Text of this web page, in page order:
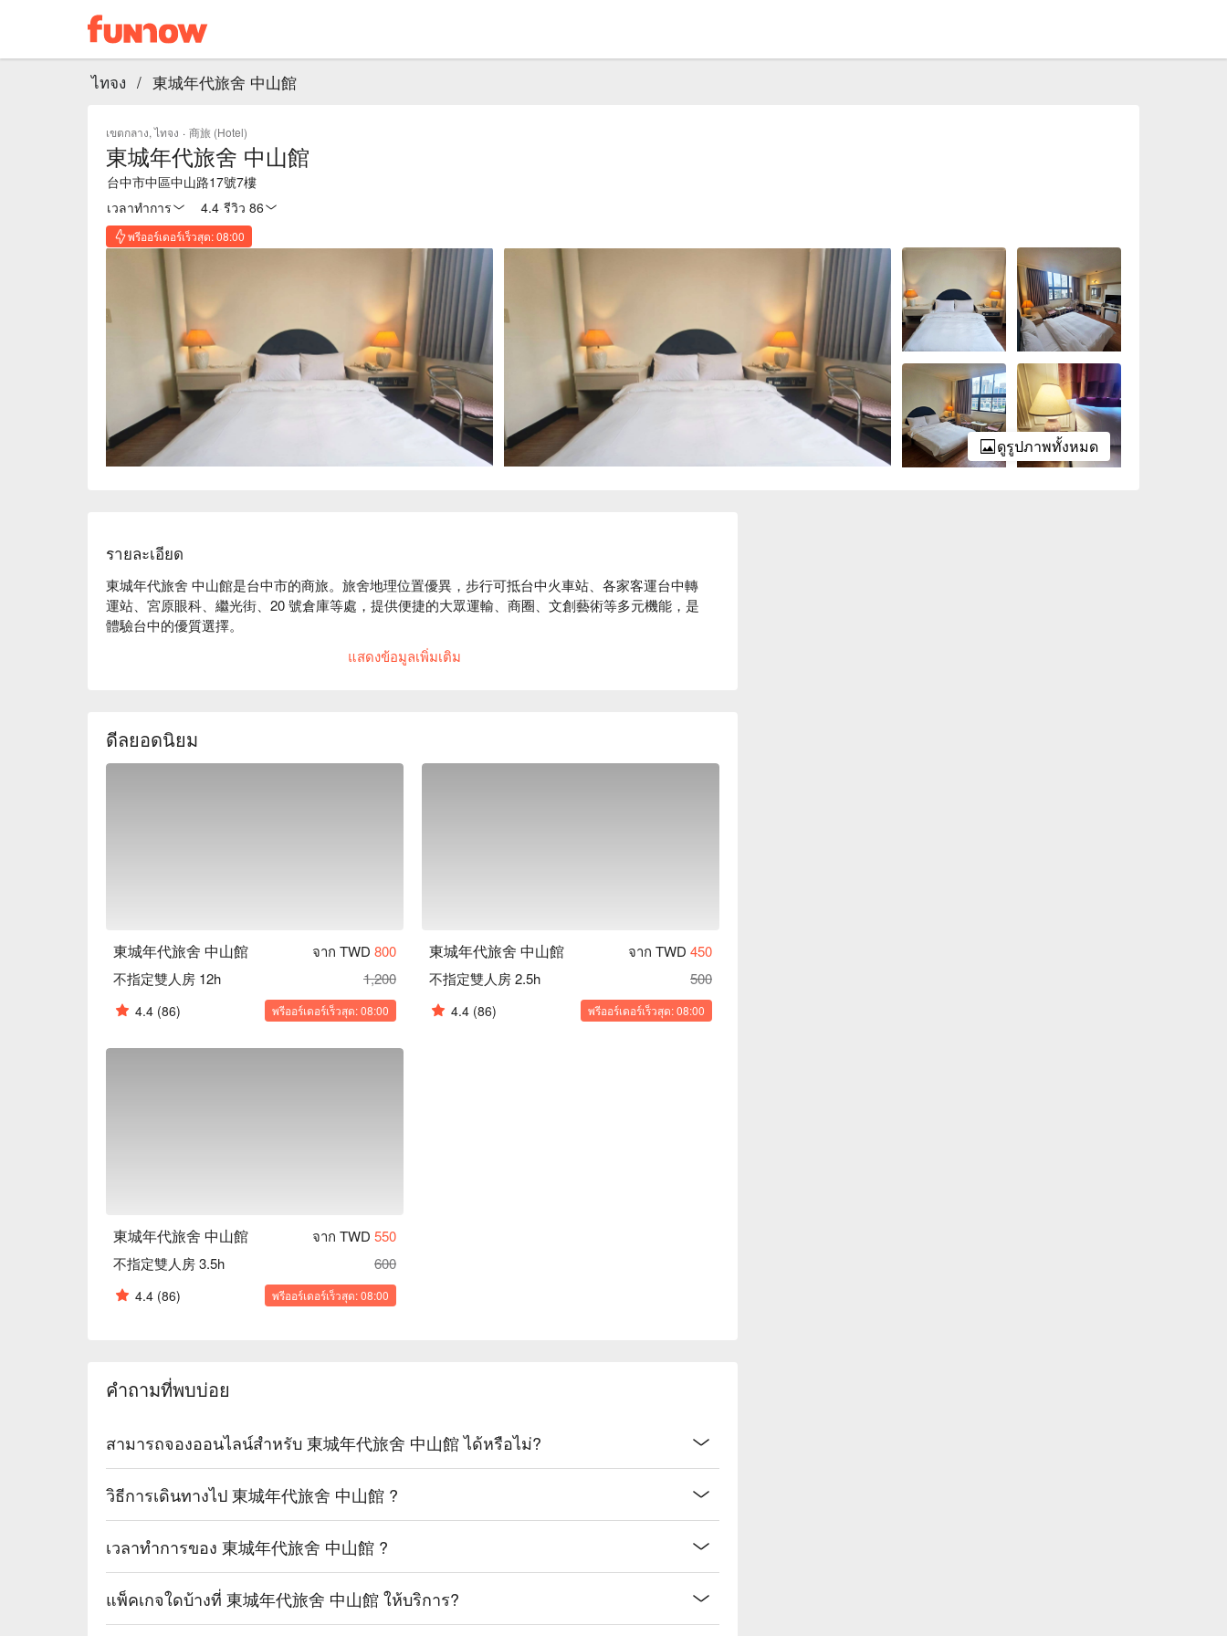
ไทจง / 東城年代旅舍 中山館
เขตกลาง, ไทจง · 商旅 (Hotel)
東城年代旅舍 中山館
台中市中區中山路17號7樓
เวลาทำการ
4.4 รีวิว 86
พรีออร์เดอร์เร็วสุด: 08:00
ดูรูปภาพทั้งหมด
รายละเอียด
東城年代旅舍 中山館是台中市的商旅。旅舍地理位置優異，步行可抵台中火車站、各家客運台中轉
運站、宮原眼科、繼光街、20 號倉庫等處，提供便捷的大眾運輸、商圈、文創藝術等多元機能，是
體驗台中的優質選擇。
東城年代旅舍 中山館推薦：距台中火車站步行 11 分鐘。
แสดงข้อมูลเพิ่มเติม
ดีลยอดนิยม
東城年代旅舍 中山館 จาก TWD 800
不指定雙人房 12h
1,200
4.4 (86) พรีออร์เดอร์เร็วสุด: 08:00
東城年代旅舍 中山館 จาก TWD 450
不指定雙人房 2.5h
500
4.4 (86) พรีออร์เดอร์เร็วสุด: 08:00
東城年代旅舍 中山館 จาก TWD 550
不指定雙人房 3.5h
600
4.4 (86) พรีออร์เดอร์เร็วสุด: 08:00
คำถามที่พบบ่อย
สามารถจองออนไลน์สำหรับ 東城年代旅舍 中山館 ได้หรือไม่?
วิธีการเดินทางไป 東城年代旅舍 中山館 ?
เวลาทำการของ 東城年代旅舍 中山館 ?
แพ็คเกจใดบ้างที่ 東城年代旅舍 中山館 ให้บริการ?